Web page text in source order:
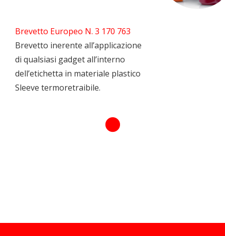
Brevetto Europeo N. 3 170 763
Brevetto inerente all’applicazione
di qualsiasi gadget all’interno
dell’etichetta in materiale plastico
Sleeve termoretraibile.